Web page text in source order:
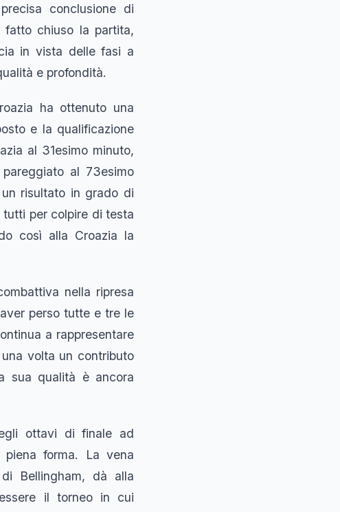
conclusione di
chiuso la partita,
in vista delle fasi a
e profondità.
ha ottenuto una
e la qualificazione
al 31esimo minuto,
al 73esimo
risultato in grado di
per colpire di testa
così alla Croazia la
nella ripresa
perso tutte e tre le
a rappresentare
volta un contributo
sua qualità è ancora
ottavi di finale ad
forma. La vena
Bellingham, dà alla
il torneo in cui